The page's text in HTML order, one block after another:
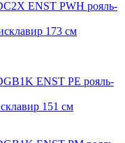
173 см
151 см